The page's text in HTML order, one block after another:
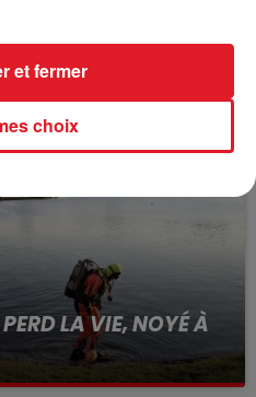
HOMICIDE
APRÈS LA...
le logement servait
LA VIE, NOYÉ À
choix
et fermer